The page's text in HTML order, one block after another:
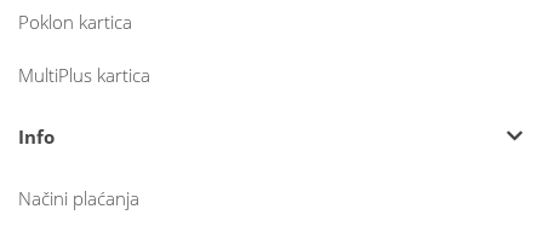
Poklon kartica
MultiPlus kartica
Info
Načini plaćanja